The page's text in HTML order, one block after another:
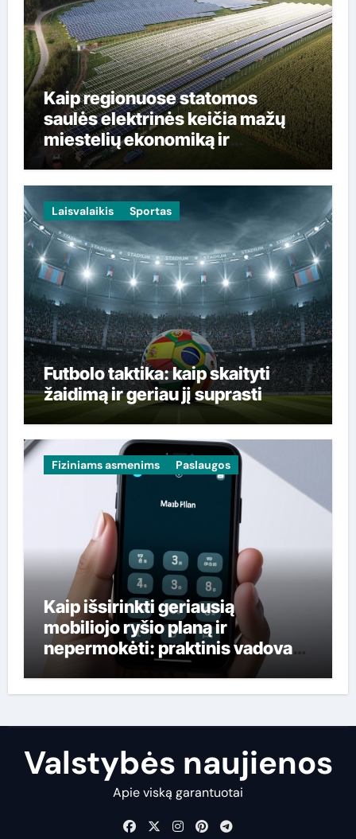
Kaip regionuose statomos
saulės elektrinės keičia mažų
miestelių ekonomiką ir
gyventojų sąskaitas
Laisvalaikis Sportas
Futbolo taktika: kaip skaityti
žaidimą ir geriau jį suprasti
Fiziniams asmenims Paslaugos
Kaip išsirinkti geriausią
mobiliojo ryšio planą ir
nepermokėti: praktinis vadovas
lietuviams
Valstybės naujienos
Apie viską garantuotai